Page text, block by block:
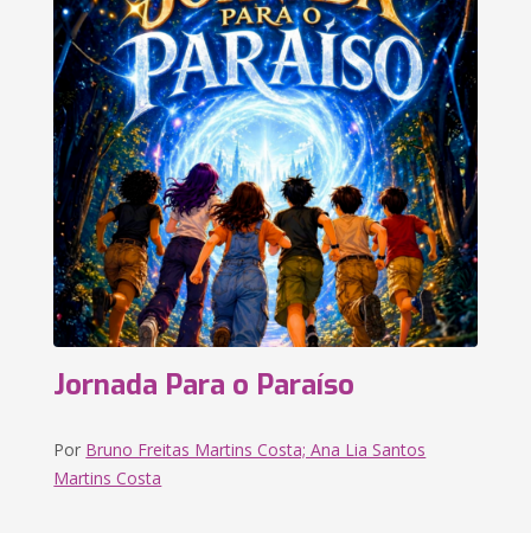
Jornada Para o Paraíso
Por Bruno Freitas Martins Costa; Ana Lia Santos
Martins Costa